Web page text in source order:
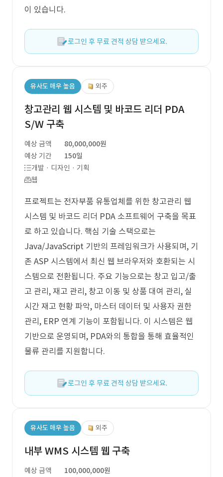
이 있습니다.
로그인 후 무료 견적 상담 받으세요.
유사도 매우 높음 외주
창고관리 웹 시스템 및 바코드 리더 PDA
S/W 구축
예상 금액
80,000,000원
예상 기간
150일
개발 · 디자인 · 기획
웹
프로젝트는 전자부품 유통업체를 위한 창고관리 웹
시스템 및 바코드 리더 PDA 소프트웨어 구축을 목표
로 하고 있습니다. 핵심 기술 스택으로는
Java/JavaScript 기반의 프레임워크가 사용되며, 기
존 ASP 시스템에서 최신 웹 브라우저와 호환되는 시
스템으로 전환됩니다. 주요 기능으로는 창고 입고/출
고 관리, 재고 관리, 창고 이동 및 상품 대여 관리, 실
시간 재고 현황 파악, 마스터 데이터 및 사용자 권한
관리, ERP 연계 기능이 포함됩니다. 이 시스템은 웹
기반으로 운영되며, PDA와의 통합을 통해 효율적인
물류 관리를 지원합니다.
로그인 후 무료 견적 상담 받으세요.
유사도 매우 높음 외주
내부 WMS 시스템 웹 구축
예상 금액
100,000,000원